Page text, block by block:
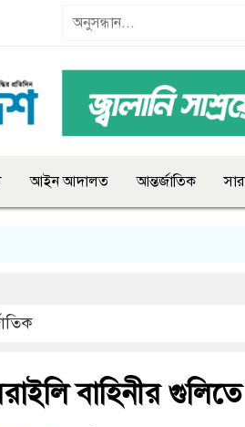
আইন আদালত আন্তর্জাতিক
বাহিনীর